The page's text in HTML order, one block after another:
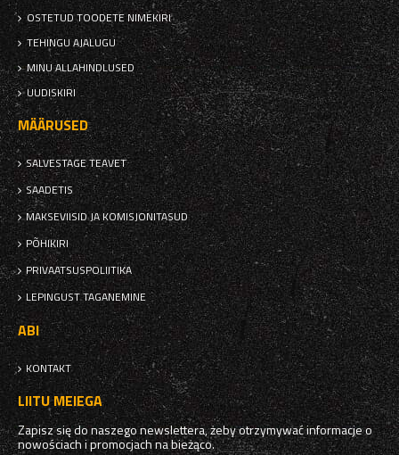
OSTETUD TOODETE NIMEKIRI
TEHINGU AJALUGU
MINU ALLAHINDLUSED
UUDISKIRI
MÄÄRUSED
SALVESTAGE TEAVET
SAADETIS
MAKSEVIISID JA KOMISJONITASUD
PÕHIKIRI
PRIVAATSUSPOLIITIKA
LEPINGUST TAGANEMINE
ABI
KONTAKT
LIITU MEIEGA
Zapisz się do naszego newslettera, żeby otrzymywać informacje o
nowościach i promocjach na bieżąco.